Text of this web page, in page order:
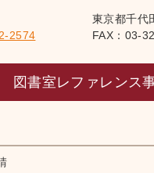
東京都千代
2574 FAX：03-
図書室レファレンス